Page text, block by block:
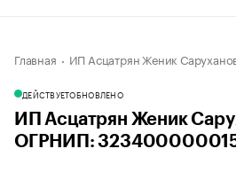
Главная ИП Асцатрян Женик
ДЕЙСТВУЕТОБНОВЛЕНО
ИП Асцатрян Женик
ОГРНИП: